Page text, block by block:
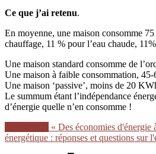
Ce que j’ai retenu.
En moyenne, une maison consomme
chauffage, 11 % pour l’eau chaude,
Une maison standard consomme de
Une maison à faible consommation,
Une maison ‘passive’, moins de 20
Le summum étant l’indépendance
d’énergie quelle n’en consomme !
« Des économies d'énergie
énergétique : réponses et questions sur